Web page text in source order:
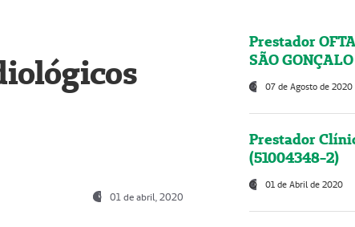
01 de abril, 2020
Prestador
SÃO
07 de Agosto de 2020
Prestador
(51004348-2)
01 de Abril de 2020